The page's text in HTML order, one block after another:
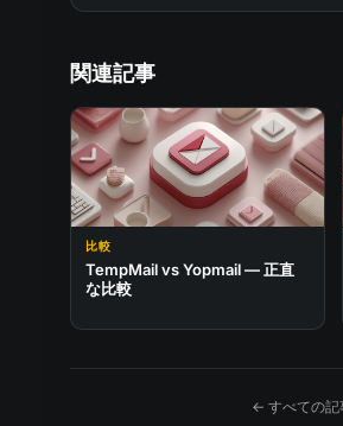
関連記事
比較
TempMail vs Yopmail — 正直
な比較
← すべての記